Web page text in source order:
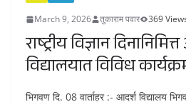
March 9, 2026 तुकाराम पवार 369
राष्ट्रीय विज्ञान
विद्यालयात विविध
भिगवण दि. 08 वार्ताहर :- आदर्श विद्यालय